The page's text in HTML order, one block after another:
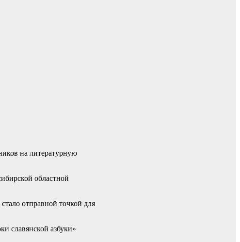
на литературную
областной
отправной точкой для
славянской азбуки»